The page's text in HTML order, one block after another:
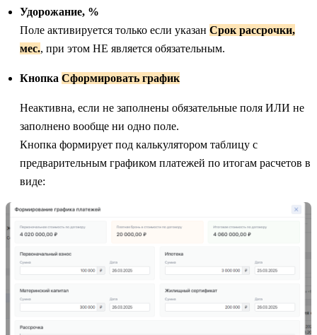
Удорожание, %
Поле активируется только если указан Срок рассрочки,
мес., при этом НЕ является обязательным.
Кнопка Сформировать график
Неактивна, если не заполнены обязательные поля ИЛИ не
заполнено вообще ни одно поле.
Кнопка формирует под калькулятором таблицу с
предварительным графиком платежей по итогам расчетов в
виде: